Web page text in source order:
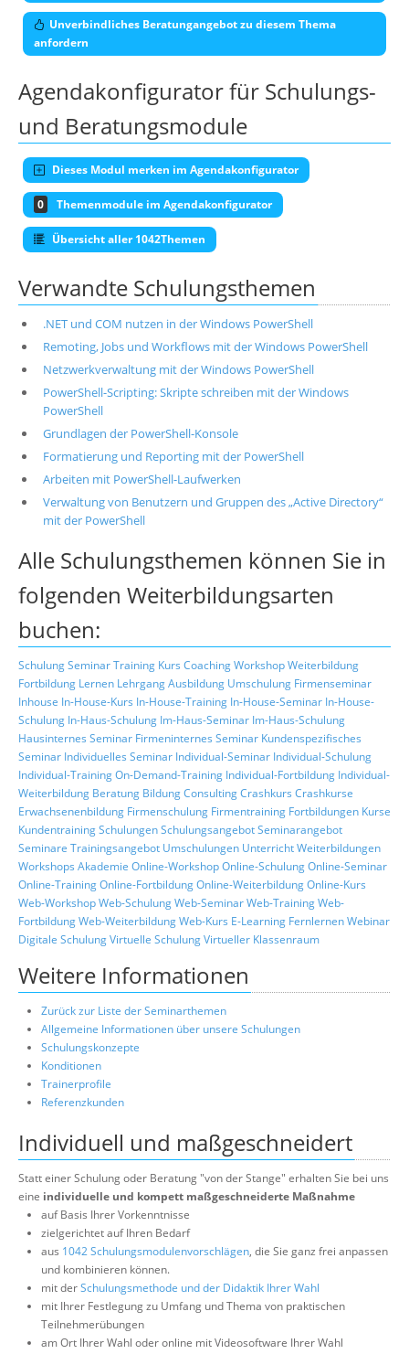
Unverbindliches Beratungangebot zu diesem Thema
anfordern
Agendakonfigurator für Schulungs-
und Beratungsmodule
Dieses Modul merken im Agendakonfigurator
0 Themenmodule im Agendakonfigurator
Übersicht aller 1042Themen
Verwandte Schulungsthemen
.NET und COM nutzen in der Windows PowerShell
Remoting, Jobs und Workflows mit der Windows PowerShell
Netzwerkverwaltung mit der Windows PowerShell
PowerShell-Scripting: Skripte schreiben mit der Windows
PowerShell
Grundlagen der PowerShell-Konsole
Formatierung und Reporting mit der PowerShell
Arbeiten mit PowerShell-Laufwerken
Verwaltung von Benutzern und Gruppen des „Active Directory“
mit der PowerShell
Alle Schulungsthemen können Sie in
folgenden Weiterbildungsarten
buchen:
SchulungSeminarTraining Kurs CoachingWorkshopWeiterbildung
Fortbildung Lernen LehrgangAusbildung Umschulung Firmenseminar
Inhouse In-House-Kurs In-House-Training In-House-Seminar In-House-
Schulung In-Haus-Schulung Im-Haus-Seminar Im-Haus-Schulung
Hausinternes Seminar Firmeninternes Seminar Kundenspezifisches
Seminar Individuelles Seminar Individual-Seminar Individual-Schulung
Individual-TrainingOn-Demand-Training Individual-Fortbildung Individual-
Weiterbildung Beratung BildungConsultingCrashkurs Crashkurse
Erwachsenenbildung Firmenschulung Firmentraining Fortbildungen Kurse
KundentrainingSchulungenSchulungsangebotSeminarangebot
Seminare Trainingsangebot Umschulungen UnterrichtWeiterbildungen
Workshops Akademie Online-WorkshopOnline-SchulungOnline-Seminar
Online-TrainingOnline-FortbildungOnline-WeiterbildungOnline-Kurs
Web-WorkshopWeb-SchulungWeb-SeminarWeb-TrainingWeb-
FortbildungWeb-WeiterbildungWeb-Kurs E-Learning FernlernenWebinar
Digitale SchulungVirtuelle SchulungVirtueller Klassenraum
Weitere Informationen
Zurück zur Liste der Seminarthemen
Allgemeine Informationen über unsere Schulungen
Schulungskonzepte
Konditionen
Trainerprofile
Referenzkunden
Individuell und maßgeschneidert
Statt einer Schulung oder Beratung "von der Stange" erhalten Sie bei uns
eine individuelle und kompett maßgeschneiderte Maßnahme
auf Basis Ihrer Vorkenntnisse
zielgerichtet auf Ihren Bedarf
aus 1042 Schulungsmodulenvorschlägen, die Sie ganz frei anpassen
und kombinieren können.
mit derSchulungsmethode und der Didaktik Ihrer Wahl
mit Ihrer Festlegung zu Umfang und Thema von praktischen
Teilnehmerübungen
am Ort Ihrer Wahl oder online mit Videosoftware Ihrer Wahl